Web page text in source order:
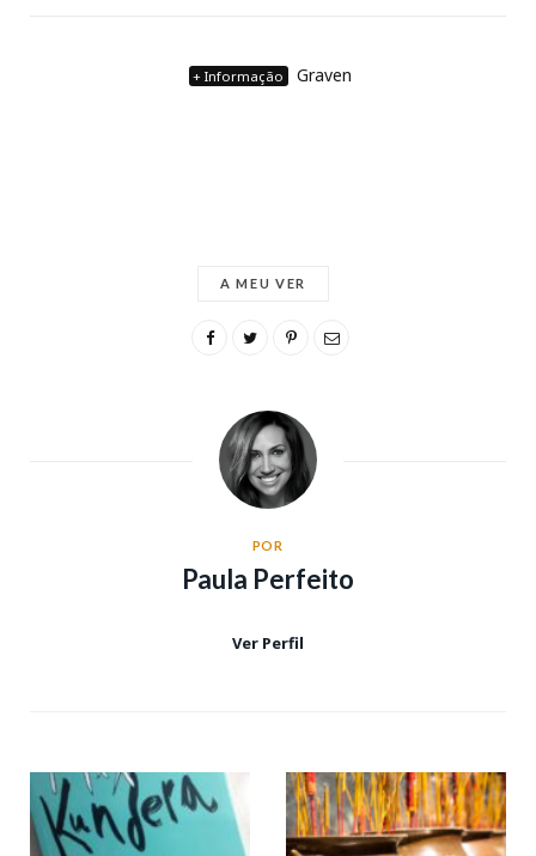
+ Informação Graven
A MEU VER
POR
Paula Perfeito
Ver Perfil